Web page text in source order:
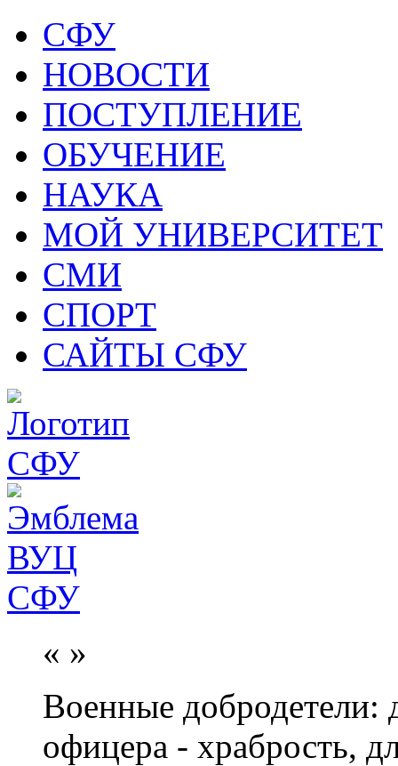
СФУ
НОВОСТИ
ПОСТУПЛЕНИЕ
ОБУЧЕНИЕ
НАУКА
МОЙ УНИВЕРСИТЕТ
СМИ
СПОРТ
САЙТЫ СФУ
« »
Военные добродетели:
офицера - храбрость,